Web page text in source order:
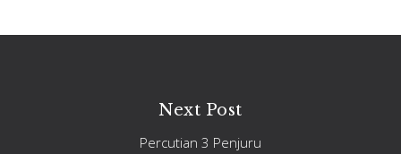
Next Post
Percutian 3 Penjuru